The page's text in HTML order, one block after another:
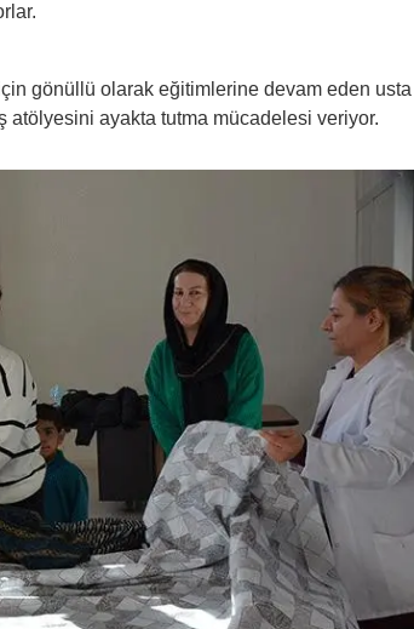
gönüllü olarak eğitimlerine devam eden usta
atölyesini ayakta tutma mücadelesi veriyor.